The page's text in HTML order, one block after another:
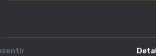
elétrico, eletrónico, mecatrónico e de